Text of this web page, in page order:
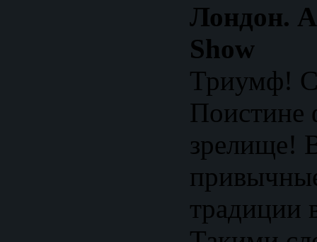
Лондон.
Show
Триумф!
Поистине
зрелище!
традиции